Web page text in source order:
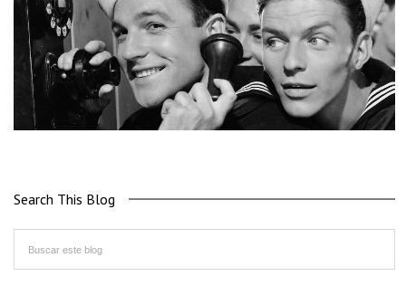
Search This Blog